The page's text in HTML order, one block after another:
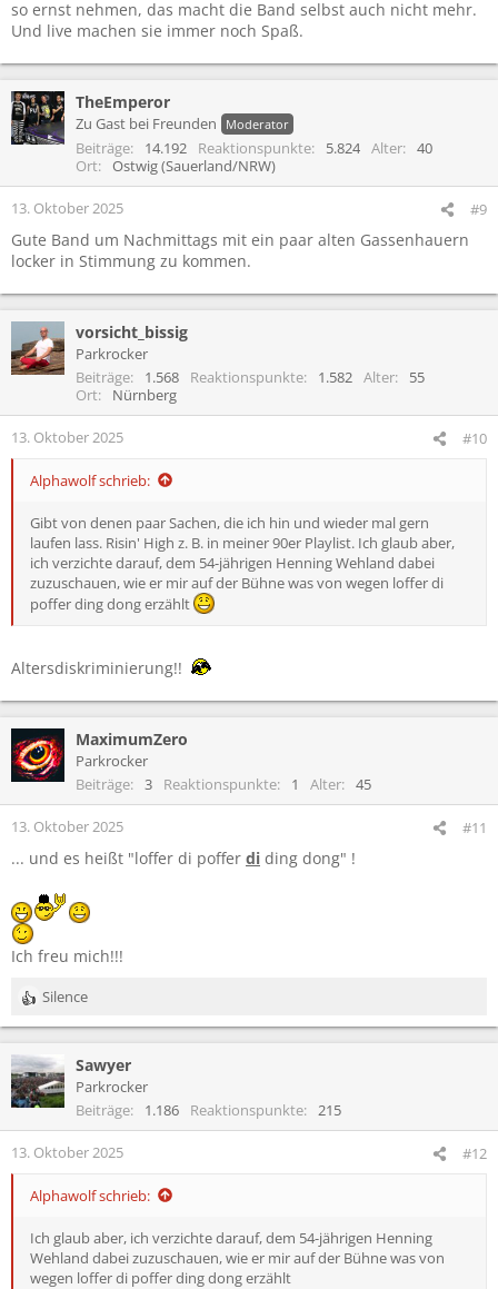
so ernst nehmen, das macht die Band selbst auch nicht mehr.
Und live machen sie immer noch Spaß.
TheEmperor
Zu Gast bei Freunden Moderator
Beiträge 14.192 Reaktionspunkte 5.824 Alter
40
Ort
Ostwig (Sauerland/NRW)
13. Oktober 2025 #9
Gute Band um Nachmittags mit ein paar alten Gassenhauern
locker in Stimmung zu kommen.
vorsicht_bissig
Parkrocker
Beiträge
1.568 Reaktionspunkte 1.582 Alter
55
Ort
Nürnberg
13. Oktober 2025 #10
Alphawolf schrieb:
Gibt von denen paar Sachen, die ich hin und wieder mal gern
laufen lass. Risin' High z. B. in meiner 90er Playlist. Ich glaub aber,
ich verzichte darauf, dem 54-jährigen Henning Wehland dabei
zuzuschauen, wie er mir auf der Bühne was von wegen loffer di
poffer ding dong erzählt
Altersdiskriminierung!!
MaximumZero
Parkrocker
Beiträge
3 Reaktionspunkte 1 Alter 45
13. Oktober 2025 #11
... und es heißt "loffer di poffer di ding dong" !
Ich freu mich!!!
R
e
k
t
i
n
e
Silence
Sawyer
Parkrocker
Beiträge
1.186 Reaktionspunkte 215
13. Oktober 2025 #12
Alphawolf schrieb:
Ich glaub aber, ich verzichte darauf, dem 54-jährigen Henning
Wehland dabei zuzuschauen, wie er mir auf der Bühne was von
wegen loffer di poffer ding dong erzählt